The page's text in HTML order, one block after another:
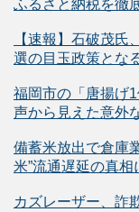
ふるさと納税を徹
【速報】石破茂
選の目玉政策とな
福岡市の「唐揚げ
声から見えた意外
備蓄米放出で倉庫
米”流通遅延の真相
カズレーザー、詐